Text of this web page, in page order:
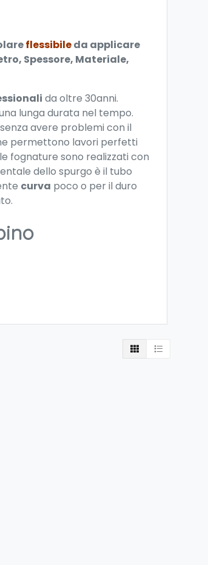
flessibileda applicare
Spessore, Materiale,
da oltre 30anni.
lunga durata nel tempo.
avere problemi con il
permettono lavori perfetti
fognature sono realizzati con
dello spurgo è il tubo
curva poco o per il duro